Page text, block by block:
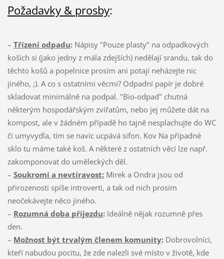
Požadavky & prosby:
– Třízení odpadu:Nápisy "Pouze plasty" na odpadkových
koších si (jako jedny z mála zdejších) nedělají srandu, tak do
těchto košů a popelnice prosím ani potají neházejte nic
jiného, ;). A co s ostatními věcmi? Odpadní papír je dobré
skladovat minimálně na podpal. "Bio-odpad" chutná
některým hospodářským zvířatům, nebo jej můžete dát na
kompost, ale v žádném případě ho tajně nesplachujte do WC
či umyvydla, tím se navíc ucpává sifon. Kov Na případné
sklo tu máme také koš. A některé z ostatních věcí lze např.
zakomponovat do uměleckých děl.
– Soukromí a nevtíravost:Mirek a Ondra jsou od
přirozenosti spíše introverti, a tak od nich prosím
neočekávejte něco jiného.
– Rozumná doba příjezdu:Ideálně nějak rozumně přes
den.
– Možnost být trvalým členem komunity:Dobrovolníci,
kteří nabudou pocitu, že zde nalezli své místo v životě, kde